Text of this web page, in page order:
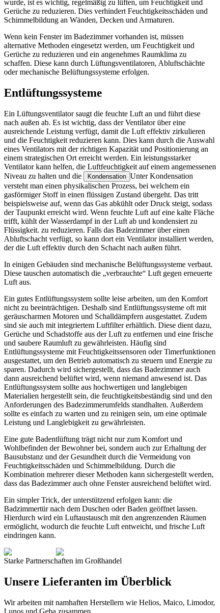
wurde, ist es wichtig, regelmäßig zu lüften, um Feuchtigkeit und
Gerüche zu reduzieren. Dies verhindert Feuchtigkeitsschäden und
Schimmelbildung an Wänden, Decken und Armaturen.
Wenn kein Fenster im Badezimmer vorhanden ist, müssen
alternative Methoden eingesetzt werden, um Feuchtigkeit und
Gerüche zu reduzieren und ein angenehmes Raumklima zu
schaffen. Diese kann durch Lüftungsventilatoren, Abluftschächte
oder mechanische Belüftungssysteme erfolgen.
Entlüftungssysteme
Ein Lüftungsventilator saugt die feuchte Luft an und führt diese
nach außen ab. Es ist wichtig, dass der Ventilator über eine
ausreichende Leistung verfügt, damit die Luft effektiv zirkulieren
und die Feuchtigkeit reduzieren kann. Dies kann durch die Auswahl
eines Ventilators mit der richtigen Kapazität und Positionierung an
einem strategischen Ort erreicht werden. Ein leistungsstarker
Ventilator kann helfen, die Luftfeuchtigkeit auf einem angemessenen
Niveau zu halten und die
Kondensation Unter Kondensation
versteht man einen physikalischen Prozess, bei welchem ein
gasförmiger Stoff in einen flüssigen Zustand übergeht. Das tritt
beispielsweise auf, wenn das Gas abkühlt oder Druck steigt, sodass
der Taupunkt erreicht wird. Wenn feuchte Luft auf eine kalte Fläche
trifft, kühlt der Wasserdampf in der Luft ab und kondensiert zu
Flüssigkeit. zu reduzieren. Falls das Badezimmer über einen
Abluftschacht verfügt, so kann dort ein Ventilator installiert werden,
der die Luft effektiv durch den Schacht nach außen führt.
In einigen Gebäuden sind mechanische Belüftungssysteme verbaut.
Diese tauschen automatisch die „verbrauchte“ Luft gegen erneuerte
Luft aus.
Ein gutes Entlüftungssystem sollte leise arbeiten, um den Komfort
nicht zu beeinträchtigen. Deshalb sind Entlüftungssysteme oft mit
geräuscharmen Motoren und Schalldämpfern ausgestattet. Zudem
sind sie auch mit integriertem Luftfilter erhältlich. Diese dient dazu,
Gerüche und Schadstoffe aus der Luft zu entfernen und eine frische
und saubere Raumluft zu gewährleisten. Häufig sind
Entlüftungssysteme mit Feuchtigkeitssensoren oder Timerfunktionen
ausgestattet, um den Betrieb automatisch zu steuern und Energie zu
sparen. Dadurch wird sichergestellt, dass das Badezimmer auch
dann ausreichend belüftet wird, wenn niemand anwesend ist. Das
Entlüftungssystem sollte aus hochwertigen und langlebigen
Materialien hergestellt sein, die feuchtigkeitsbeständig sind und den
Anforderungen des Badezimmerumfelds standhalten. Außerdem
sollte es einfach zu warten und zu reinigen sein, um eine optimale
Leistung und Langlebigkeit zu gewährleisten.
Eine gute Badentlüftung trägt nicht nur zum Komfort und
Wohlbefinden der Bewohner bei, sondern auch zur Erhaltung der
Bausubstanz und der Gesundheit durch die Vermeidung von
Feuchtigkeitsschäden und Schimmelbildung. Durch die
Kombination mehrerer dieser Methoden kann sichergestellt werden,
dass das Badezimmer auch ohne Fenster ausreichend belüftet wird.
Ein simpler Trick, der unterstützend erfolgen kann: die
Badzimmertür nach dem Duschen oder Baden geöffnet lassen.
Hierdurch wird ein Luftaustausch mit den angrenzenden Räumen
ermöglicht, wodurch die feuchte Luft entweicht, und frische Luft
eindringen kann.
Starke Partnerschaften im Großhandel
Unsere Lieferanten im Überblick
Wir arbeiten mit namhaften Herstellern wie Helios, Maico, Limodor,
Lunos und Geba zusammen.